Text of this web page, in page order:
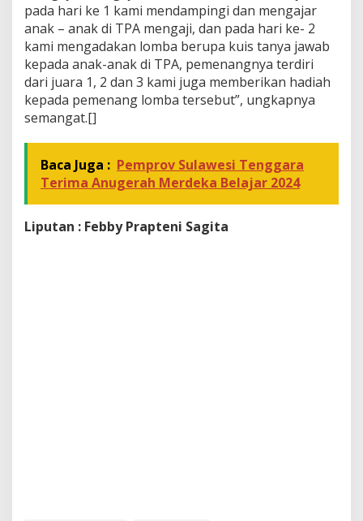
pada hari ke 1 kami mendampingi dan mengajar
anak – anak di TPA mengaji, dan pada hari ke- 2
kami mengadakan lomba berupa kuis tanya jawab
kepada anak-anak di TPA, pemenangnya terdiri
dari juara 1, 2 dan 3 kami juga memberikan hadiah
kepada pemenang lomba tersebut”, ungkapnya
semangat.[]
Baca Juga : Pemprov Sulawesi Tenggara
Terima Anugerah Merdeka Belajar 2024
Liputan : Febby Prapteni Sagita